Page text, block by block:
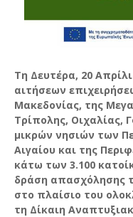
Τη Δευτέρα, 20
αιτήσεων
Μακεδονίας, της
Τρίπολης, Οιχαλίας,
μικρών νησιών των
Αιγαίου και της
κάτω των 3.100
δράση απασχόλησης
στο πλαίσιο του
τη Δίκαιη